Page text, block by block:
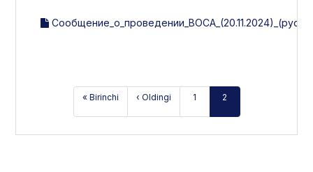
« Birinchi ‹ Oldingi 1 2